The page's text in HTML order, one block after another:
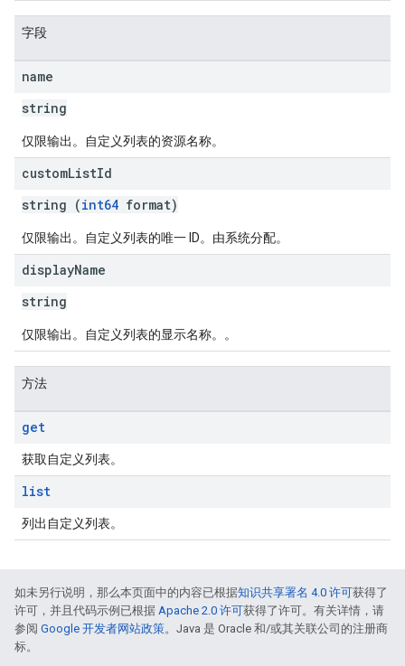
字段
name
string
仅限输出。自定义列表的资源名称。
customListId
string (int64 format)
仅限输出。自定义列表的唯一 ID。由系统分配。
displayName
string
仅限输出。自定义列表的显示名称。。
方法
get
获取自定义列表。
list
列出自定义列表。
如未另行说明，那么本页面中的内容已根据知识共享署名 4.0 许可获得了
许可，并且代码示例已根据 Apache 2.0 许可获得了许可。有关详情，请
参阅 Google 开发者网站政策。Java 是 Oracle 和/或其关联公司的注册商
标。